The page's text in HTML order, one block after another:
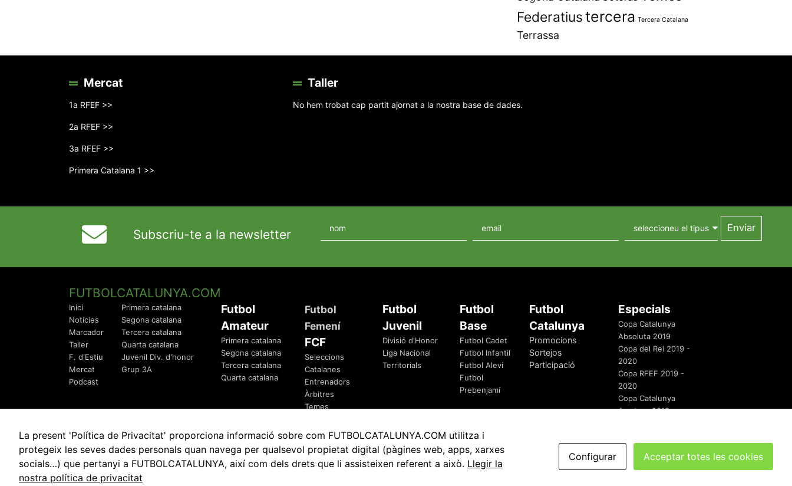
Federatiustercera Tercera Catalana
Terrassa
Mercat
1a RFEF >>
2a RFEF >>
3a RFEF >>
Primera Catalana 1 >>
Taller
No hem trobat cap partit ajornat a la nostra base de dades.
Subscriu-te a la newsletter
FUTBOLCATALUNYA.COM
Inici
Notícies
Marcador
Taller
F. d'Estiu
Mercat
Podcast
Primera catalana
Segona catalana
Tercera catalana
Quarta catalana
Juvenil Div. d'honor
Grup 3A
Futbol
Amateur
Primera catalana
Segona catalana
Tercera catalana
Quarta catalana
Futbol
Femení
FCF
Seleccions
Catalanes
Entrenadors
Àrbitres
Temes
Futbol
Juvenil
Divisió d'Honor
Liga Nacional
Territorials
Futbol
Base
Futbol Cadet
Futbol Infantil
Futbol Aleví
Futbol
Prebenjamí
Futbol
Catalunya
Promocions
Sortejos
Participació
Especials
Copa Catalunya
Absoluta 2019
Copa del Rei 2019 -
2020
Copa RFEF 2019 -
2020
Copa Catalunya
Amateur 2019
© 2010 - 2026 FutbolCatalunya.com Avis Legal Política de Privacitat Política de Cookies redaccio@futbolcatalunya.com
La present 'Política de Privacitat' proporciona informació sobre com FUTBOLCATALUNYA.COM utilitza i
protegeix les seves dades personals quan navega per qualsevol propietat digital (pàgines web, apps, xarxes
socials…) que pertanyi a FUTBOLCATALUNYA, així com dels drets que li assisteixen referent a això. Llegir la
nostra política de privacitat
Configurar Acceptar totes les cookies